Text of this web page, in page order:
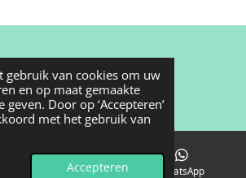
gebruik van cookies om uw
en op maat gemaakte
Door op ‘Accepteren’
met het gebruik van
Accepteren
Instagram WhatsApp